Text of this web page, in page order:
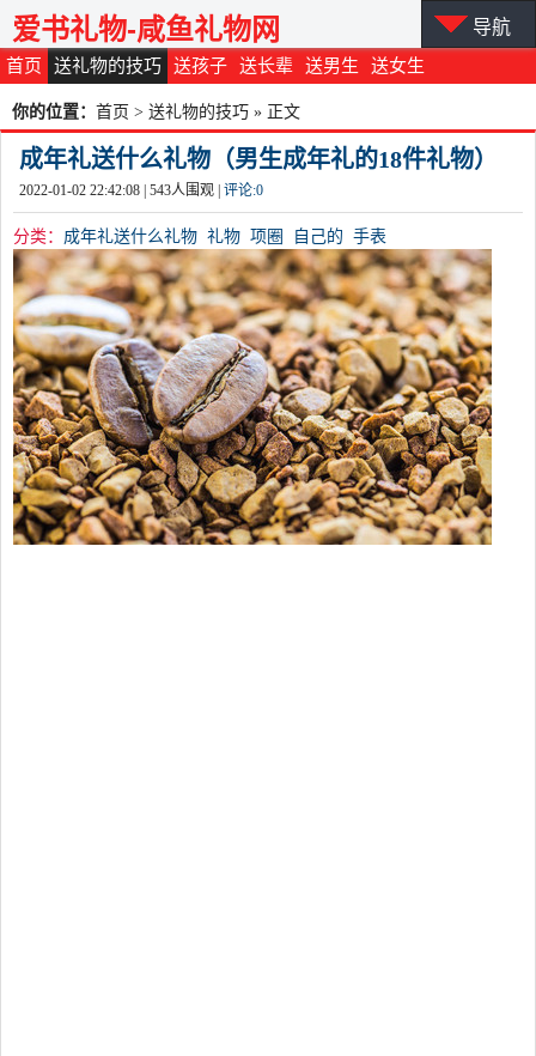
首页 送礼物的技巧 送孩子 送长辈 送男生 送女生
爱书礼物-咸鱼礼物网 导航
你的位置： 首页 > 送礼物的技巧 » 正文
成年礼送什么礼物（男生成年礼的18件礼物）
2022-01-02 22:42:08 | 543人围观 | 评论:0
分类： 成年礼送什么礼物 礼物 项圈 自己的 手表